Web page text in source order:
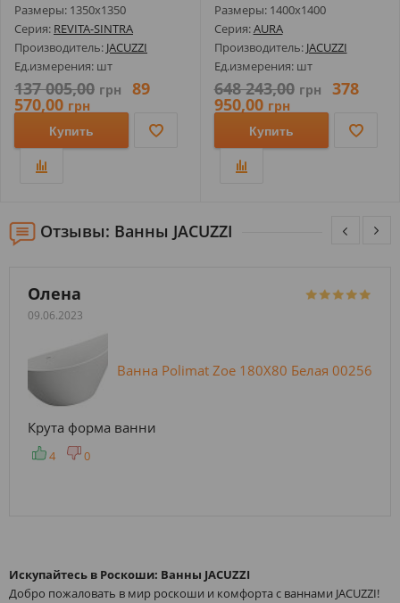
Размеры: 1350х1350
Серия: REVITA-SINTRA
Производитель: JACUZZI
Ед.измерения: шт
137 005,00 грн 89
570,00 грн
Купить
Размеры: 1400х1400
Серия:AURA
Производитель: JACUZZI
Ед.измерения: шт
648 243,00 грн 378
950,00 грн
Купить
Отзывы: Ванны JACUZZI
Олена
09.06.2023
Ванна Polimat Zoe 180X80 Белая 00256
Крута форма ванни
4 0
Искупайтесь в Роскоши: Ванны JACUZZI
Добро пожаловать в мир роскоши и комфорта с ваннами JACUZZI!